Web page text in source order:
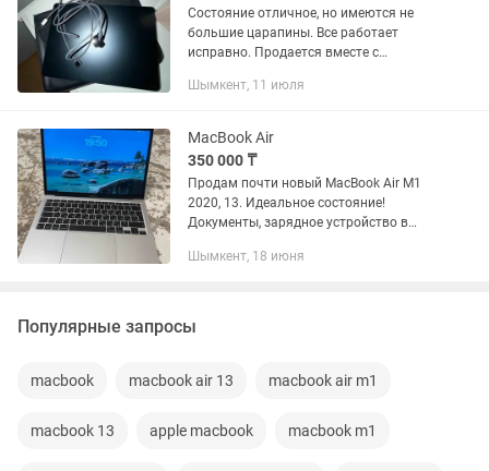
Состояние отличное, но имеются не
большие царапины. Все работает
исправно. Продается вместе с
черным чехлом. MacBook Air M2, 8гб
Шымкент, 11 июля
MacBook Air
350 000 ₸
Продам почти новый MacBook Air M1
2020, 13. Идеальное состояние!
Документы, зарядное устройство в
подарок.
Шымкент, 18 июня
Популярные запросы
macbook macbook air 13 macbook air m1
macbook 13 apple macbook macbook m1